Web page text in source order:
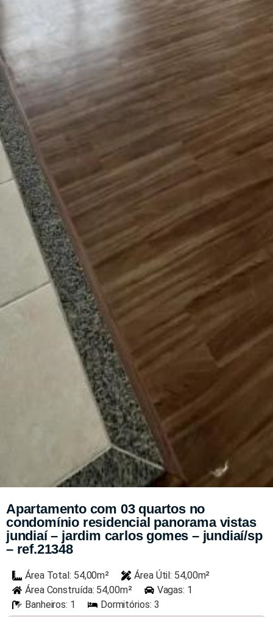
Apartamento com 03 quartos no
condomínio residencial panorama vistas
jundiaí – jardim carlos gomes – jundiaí/sp
– ref.21348
Área Total: 54,00m²
Área Útil: 54,00m²
Área Construída: 54,00m²
Vagas: 1
Banheiros: 1
Dormitórios: 3